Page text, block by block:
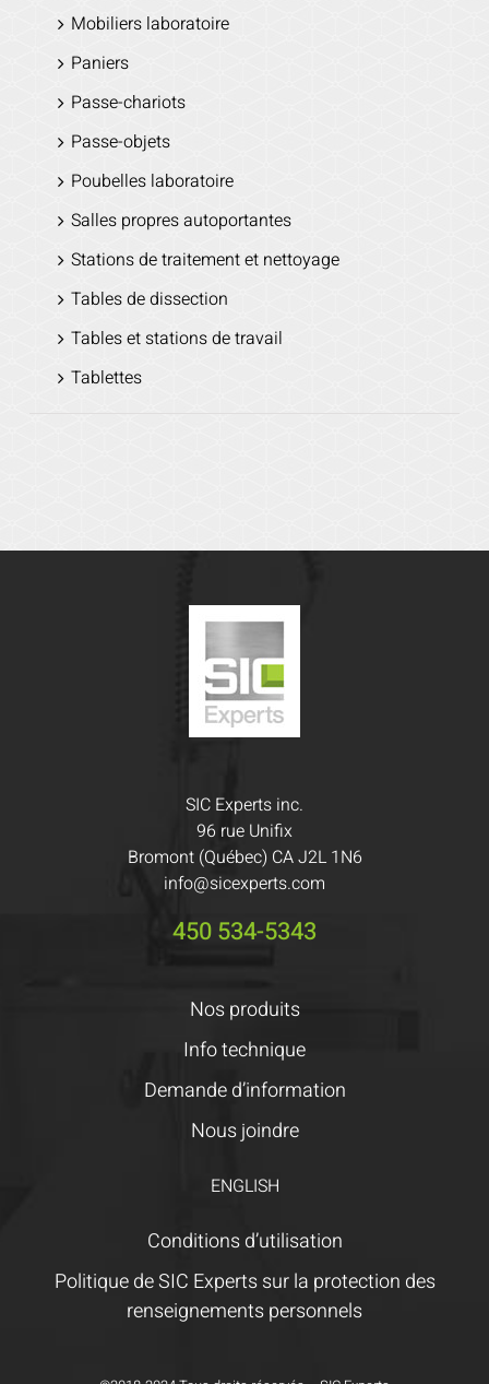
Mobiliers laboratoire
Paniers
Passe-chariots
Passe-objets
Poubelles laboratoire
Salles propres autoportantes
Stations de traitement et nettoyage
Tables de dissection
Tables et stations de travail
Tablettes
SIC Experts inc.
96 rue Unifix
Bromont (Québec) CA J2L 1N6
info@sicexperts.com
450 534-5343
Nos produits
Info technique
Demande d’information
Nous joindre
ENGLISH
Conditions d’utilisation
Politique de SIC Experts sur la protection des
renseignements personnels